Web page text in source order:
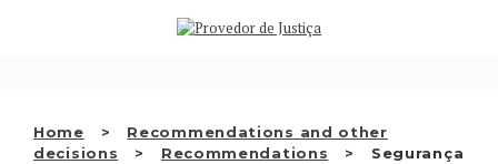
Home
Recommendations and other
decisions
Recommendations
Segurança
WHO WE ARE
INSTITUTION